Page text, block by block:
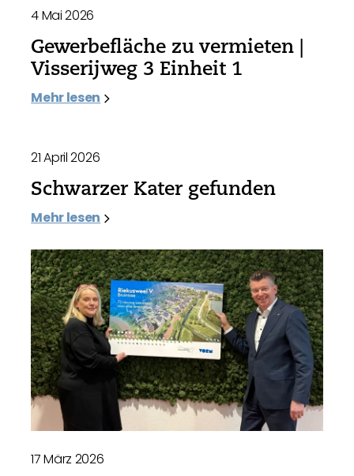
4 Mai 2026
Gewerbefläche zu vermieten |
Visserijweg 3 Einheit 1
Mehr lesen
21 April 2026
Schwarzer Kater gefunden
Mehr lesen
17 März 2026